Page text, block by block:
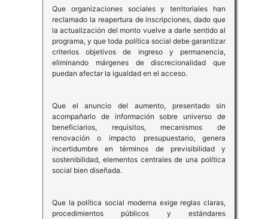
Que organizaciones sociales y territoriales han
reclamado la reapertura de inscripciones, dado que
la actualización del monto vuelve a darle sentido al
programa, y que toda política social debe garantizar
criterios objetivos de ingreso y permanencia,
eliminando márgenes de discrecionalidad que
puedan afectar la igualdad en el acceso.
Que el anuncio del aumento, presentado sin
acompañarlo de información sobre universo de
beneficiarios, requisitos, mecanismos de
renovación o impacto presupuestario, genera
incertidumbre en términos de previsibilidad y
sostenibilidad, elementos centrales de una política
social bien diseñada.
Que la política social moderna exige reglas claras,
procedimientos públicos y estándares